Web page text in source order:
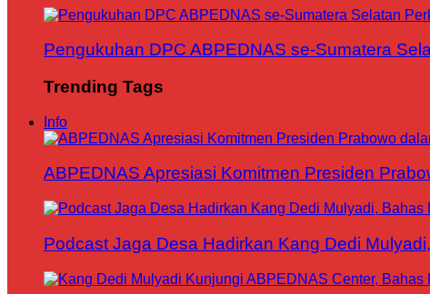
Pengukuhan DPC ABPEDNAS se-Sumatera
Trending Tags
Info
ABPEDNAS Apresiasi Komitmen Presiden
Podcast Jaga Desa Hadirkan Kang Dedi